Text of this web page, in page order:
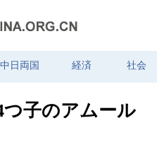
中日両国 経済 社会
つ子のアムール